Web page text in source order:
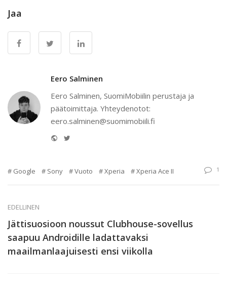
Jaa
Eero Salminen
Eero Salminen, SuomiMobiilin perustaja ja
päätoimittaja. Yhteydenotot:
eero.salminen@suomimobiili.fi
Website
Google Sony Vuoto Xperia Xperia Ace II 1
EDELLINEN
Jättisuosioon noussut Clubhouse-sovellus
saapuu Androidille ladattavaksi
maailmanlaajuisesti ensi viikolla